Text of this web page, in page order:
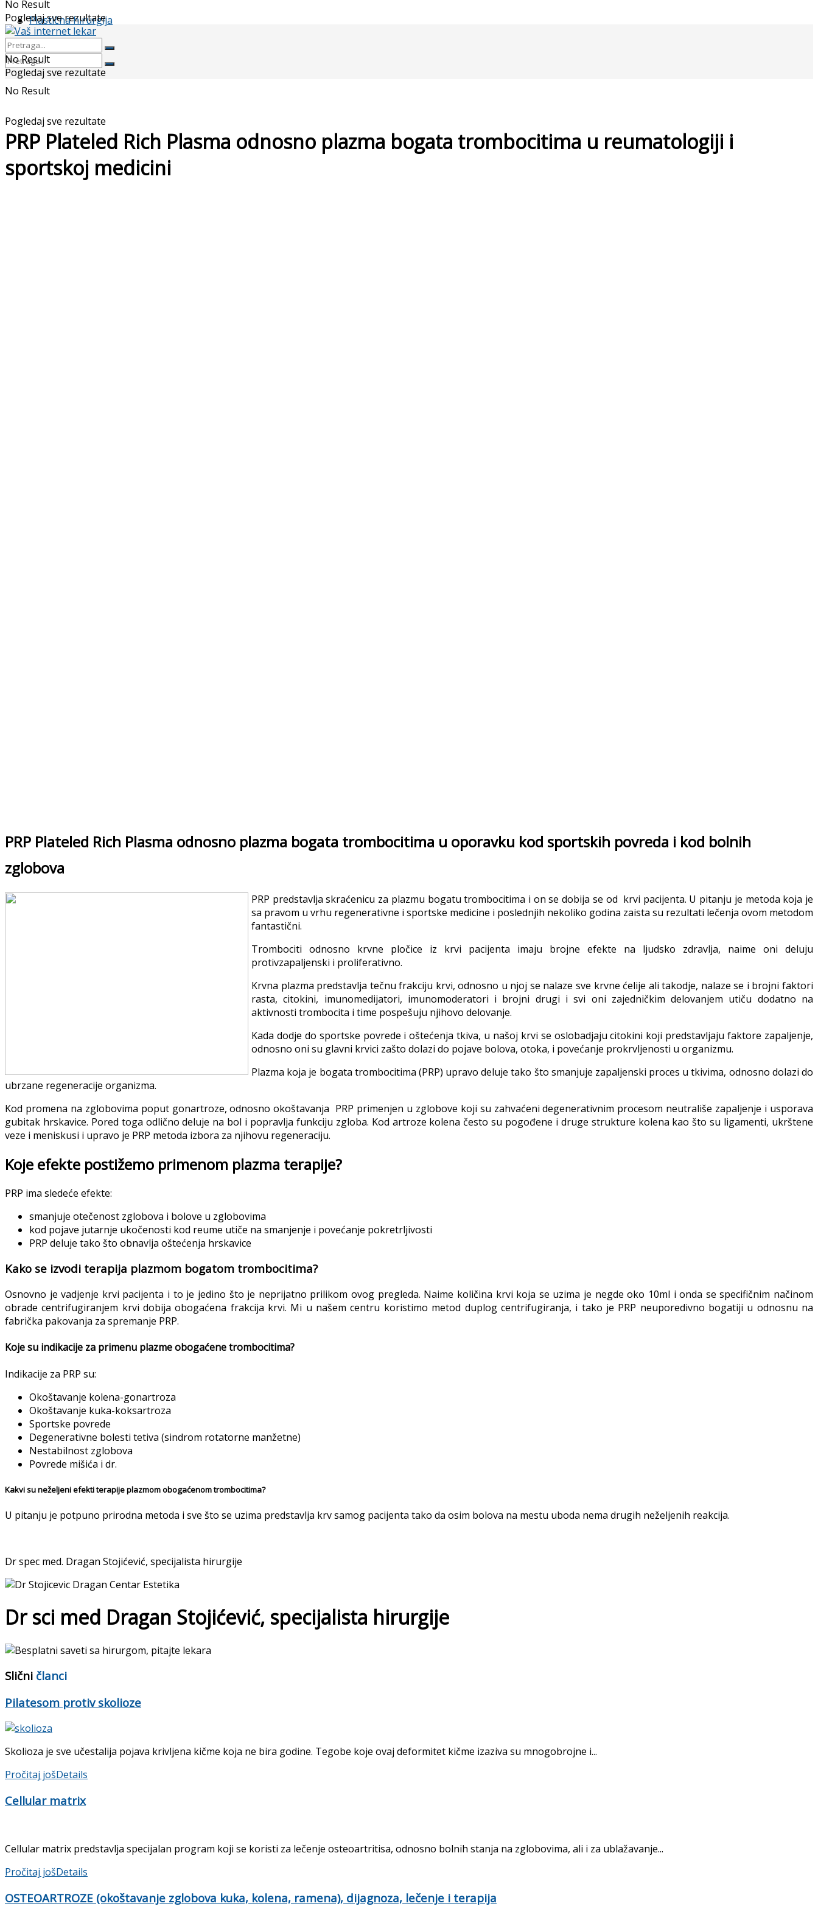
Plastična hirurgija
No Result
Pogledaj sve rezultate
No Result
Pogledaj sve rezultate
No Result
Pogledaj sve rezultate
PRP Plateled Rich Plasma odnosno plazma bogata trombocitima u reumatologiji i
sportskoj medicini
PRP Plateled Rich Plasma odnosno plazma bogata trombocitima u oporavku kod sportskih povreda i kod bolnih
zglobova
PRP predstavlja skraćenicu za plazmu bogatu trombocitima i on se dobija se od krvi pacijenta. U pitanju je metoda koja je
sa pravom u vrhu regenerativne i sportske medicine i poslednjih nekoliko godina zaista su rezultati lečenja ovom metodom
fantastični.
Trombociti odnosno krvne pločice iz krvi pacijenta imaju brojne efekte na ljudsko zdravlja, naime oni deluju
protivzapaljenski i proliferativno.
Krvna plazma predstavlja tečnu frakciju krvi, odnosno u njoj se nalaze sve krvne ćelije ali takodje, nalaze se i brojni faktori
rasta, citokini, imunomedijatori, imunomoderatori i brojni drugi i svi oni zajedničkim delovanjem utiču dodatno na
aktivnosti trombocita i time pospešuju njihovo delovanje.
Kada dodje do sportske povrede i oštećenja tkiva, u našoj krvi se oslobadjaju citokini koji predstavljaju faktore zapaljenje,
odnosno oni su glavni krvici zašto dolazi do pojave bolova, otoka, i povećanje prokrvljenosti u organizmu.
Plazma koja je bogata trombocitima (PRP) upravo deluje tako što smanjuje zapaljenski proces u tkivima, odnosno dolazi do
ubrzane regeneracije organizma.
Kod promena na zglobovima poput gonartroze, odnosno okoštavanja PRP primenjen u zglobove koji su zahvaćeni degenerativnim procesom neutrališe zapaljenje i usporava
gubitak hrskavice. Pored toga odlično deluje na bol i popravlja funkciju zgloba. Kod artroze kolena često su pogođene i druge strukture kolena kao što su ligamenti, ukrštene
veze i meniskusi i upravo je PRP metoda izbora za njihovu regeneraciju.
Koje efekte postižemo primenom plazma terapije?
PRP ima sledeće efekte:
smanjuje otečenost zglobova i bolove u zglobovima
kod pojave jutarnje ukočenosti kod reume utiče na smanjenje i povećanje pokretrljivosti
PRP deluje tako što obnavlja oštećenja hrskavice
Kako se izvodi terapija plazmom bogatom trombocitima?
Osnovno je vadjenje krvi pacijenta i to je jedino što je neprijatno prilikom ovog pregleda. Naime količina krvi koja se uzima je negde oko 10ml i onda se specifičnim načinom
obrade centrifugiranjem krvi dobija obogaćena frakcija krvi. Mi u našem centru koristimo metod duplog centrifugiranja, i tako je PRP neuporedivno bogatiji u odnosnu na
fabrička pakovanja za spremanje PRP.
Koje su indikacije za primenu plazme obogaćene trombocitima?
Indikacije za PRP su:
Okoštavanje kolena-gonartroza
Okoštavanje kuka-koksartroza
Sportske povrede
Degenerativne bolesti tetiva (sindrom rotatorne manžetne)
Nestabilnost zglobova
Povrede mišića i dr.
Kakvi su neželjeni efekti terapije plazmom obogaćenom trombocitima?
U pitanju je potpuno prirodna metoda i sve što se uzima predstavlja krv samog pacijenta tako da osim bolova na mestu uboda nema drugih neželjenih reakcija.
Dr spec med. Dragan Stojićević, specijalista hirurgije
Dr sci med Dragan Stojićević, specijalista hirurgije
Slični članci
Pilatesom protiv skolioze
Skolioza je sve učestalija pojava krivljena kičme koja ne bira godine. Tegobe koje ovaj deformitet kičme izaziva su mnogobrojne i...
Pročitaj jošDetails
Cellular matrix
Cellular matrix predstavlja specijalan program koji se koristi za lečenje osteoartritisa, odnosno bolnih stanja na zglobovima, ali i za ublažavanje...
Pročitaj jošDetails
OSTEOARTROZE (okoštavanje zglobova kuka, kolena, ramena), dijagnoza, lečenje i terapija